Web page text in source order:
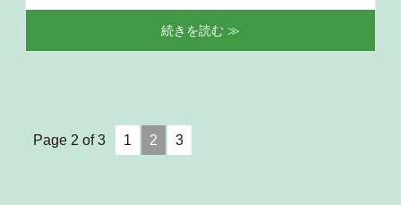
続きを読む ≫
Page 2 of 3 1 2 3